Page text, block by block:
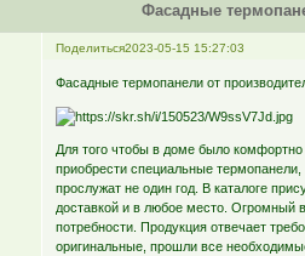
Фасадные
Поделиться2023-05-15 15:27:03
Фасадные термопанели от
Для того чтобы в доме было
приобрести специальные
прослужат не один год. В каталоге
доставкой и в любое место. Огромный
потребности. Продукция отвечает
оригинальные, прошли все